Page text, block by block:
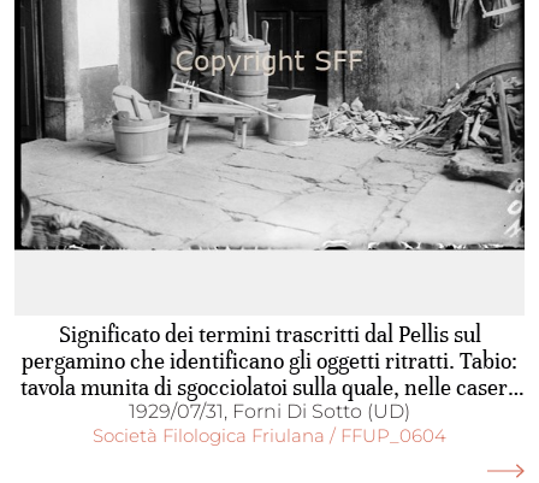
Significato dei termini trascritti dal Pellis sul
pergamino che identificano gli oggetti ritratti. Tabio:
tavola munita di sgocciolatoi sulla quale, nelle casere
carniche, si pone il formaggio appena immesso nella
forma; talz: assicella di faggio incurvata a cerchio
nella quale si pone la pasta del cacio per darle la
1929/07/31, Forni Di Sotto (UD)
Società Filologica Friulana / FFUP_0604